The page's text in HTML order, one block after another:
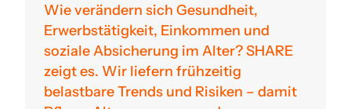
Wie verändern sich Gesundheit,
Erwerbstätigkeit, Einkommen und
soziale Absicherung im Alter? SHARE
zeigt es. Wir liefern frühzeitig
belastbare Trends und Risiken – damit